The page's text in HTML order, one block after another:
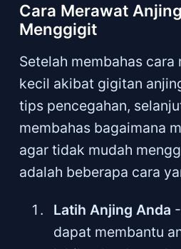
Cara Merawat
Menggigit
Setelah membahas cara
kecil akibat gigitan
tips pencegahan,
membahas bagaimana
agar tidak mudah
adalah beberapa cara
Latih Anjing Anda
dapat membantu